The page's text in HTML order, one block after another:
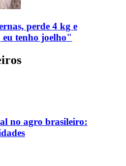
perde 4 kg e
tenho joelho"
no agro brasileiro: